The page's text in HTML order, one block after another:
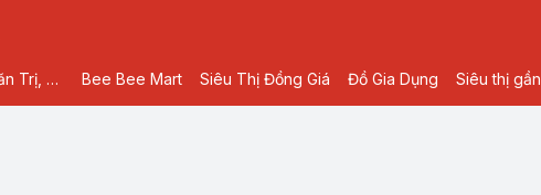
527D Đ. Phan Văn Trị, Phường 5, Gò Vấp, Hồ Chí Minh Bee Bee Mart Siêu Thị Đồng Giá Đồ Gia Dụng Siêu thị gần